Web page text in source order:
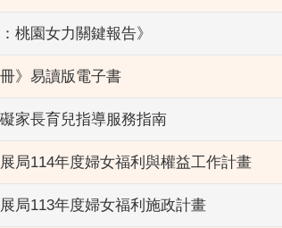
桃園女力關鍵報告》
》易讀版電子書
家長育兒指導服務指南
局114年度婦女福利與權益工作計畫
局113年度婦女福利施政計畫